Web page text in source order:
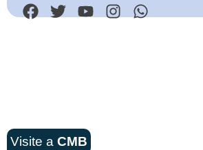
Visite a CMB